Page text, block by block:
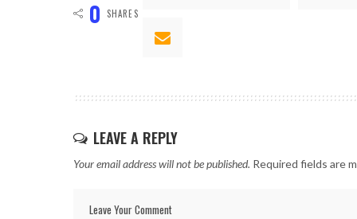
0 SHARES
LEAVE A REPLY
Your email address will not be published. Required fields are